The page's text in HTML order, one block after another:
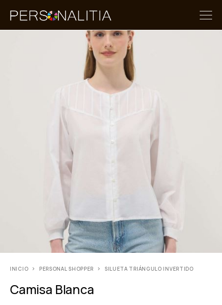
INICIO PERSONAL SHOPPER SILUETA TRIÁNGULO INVERTIDO
Camisa Blanca